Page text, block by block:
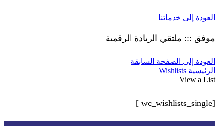
العودة إلى خدماتنا
موفق ::: ملتقي الريادة الرقمية
العودة إلى الصفحة السابقة
الرئيسية Wishlists
View a List
[wc_wishlists_single ]